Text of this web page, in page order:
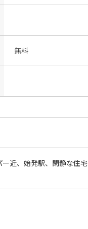
無料
近、始発駅、閑静な住宅